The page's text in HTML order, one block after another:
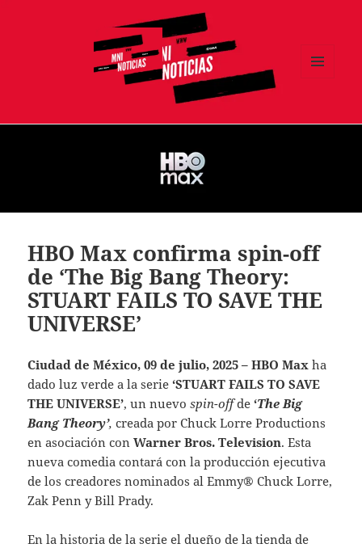
HBO Max confirma spin-off
de ‘The Big Bang Theory:
STUART FAILS TO SAVE THE
UNIVERSE’
Ciudad de México, 09 de julio, 2025 – HBO Max ha
dado luz verde a la serie‘STUART FAILS TO SAVE
THE UNIVERSE’, un nuevospin-offde‘The Big
Bang Theory’, creada por Chuck Lorre Productions
en asociación conWarner Bros. Television. Esta
nueva comedia contará con la producción ejecutiva
de los creadores nominados al Emmy® Chuck Lorre,
Zak Penn y Bill Prady.
En la historia de la serie el dueño de la tienda de